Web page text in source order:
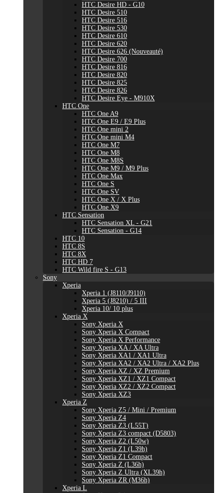
HTC Desire HD - G10
HTC Desire 510
HTC Desire 516
HTC Desire 530
HTC Desire 610
HTC Desire 620
HTC Desire 626 (Nouveauté)
HTC Desire 700
HTC Desire 816
HTC Desire 820
HTC Desire 825
HTC Desire 826
HTC Desire Eye - M910X
HTC One
HTC One A9
HTC One E9 / E9 Plus
HTC One mini 2
HTC One mini M4
HTC One M7
HTC One M8
HTC One M8S
HTC One M9 / M9 Plus
HTC One Max
HTC One S
HTC One SV
HTC One X / X Plus
HTC One X9
HTC Sensation
HTC Sensation XL - G21
HTC Sensation - G14
HTC 10
HTC 8S
HTC 8X
HTC HD 7
HTC Wild fire S - G13
Sony
Xperia
Xperia 1 (J8110/J9110)
Xperia 5 (J8210) / 5 III
Xperia 10/ 10 plus
Xperia X
Sony Xperia X
Sony Xperia X Compact
Sony Xperia X Performance
Sony Xperia XA / XA Ultra
Sony Xperia XA1 / XA1 Ultra
Sony Xperia XA2 / XA2 Ultra / XA2 Plus
Sony Xperia XZ / XZ Premium
Sony Xperia XZ1 / XZ1 Compact
Sony Xperia XZ2 / XZ2 Compact
Sony Xperia XZ3
Xperia Z
Sony Xperia Z5 / Mini / Premium
Sony Xperia Z4
Sony Xperia Z3 (L55T)
Sony Xperia Z3 compact (D5803)
Sony Xperia Z2 (L50w)
Sony Xperia Z1 (L39h)
Sony Xperia Z1 Compact
Sony Xperia Z (L36h)
Sony Xperia Z Ultra (XL39h)
Sony Xperia ZR (M36h)
Xperia L